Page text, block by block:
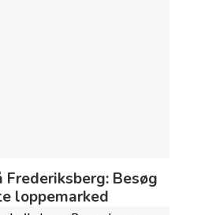
Besøg
loppemarked